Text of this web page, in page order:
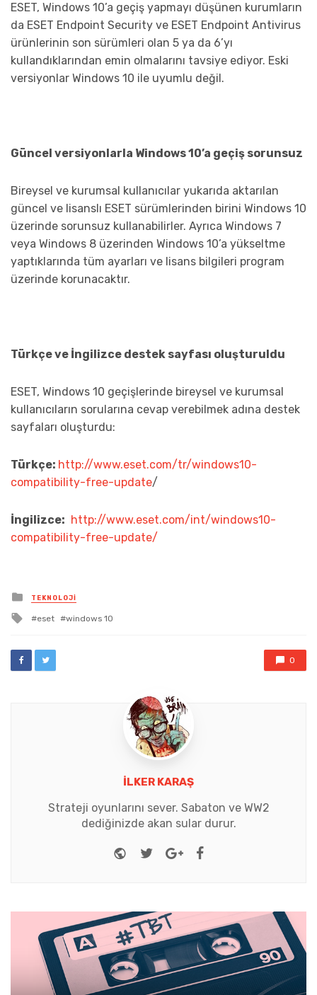
ESET, Windows 10’a geçiş yapmayı düşünen kurumların
da ESET Endpoint Security ve ESET Endpoint Antivirus
ürünlerinin son sürümleri olan 5 ya da 6’yı
kullandıklarından emin olmalarını tavsiye ediyor. Eski
versiyonlar Windows 10 ile uyumlu değil.
Güncel versiyonlarla Windows 10’a geçiş sorunsuz
Bireysel ve kurumsal kullanıcılar yukarıda aktarılan
güncel ve lisanslı ESET sürümlerinden birini Windows 10
üzerinde sorunsuz kullanabilirler. Ayrıca Windows 7
veya Windows 8 üzerinden Windows 10’a yükseltme
yaptıklarında tüm ayarları ve lisans bilgileri program
üzerinde korunacaktır.
Türkçe ve İngilizce destek sayfası oluşturuldu
ESET, Windows 10 geçişlerinde bireysel ve kurumsal
kullanıcıların sorularına cevap verebilmek adına destek
sayfaları oluşturdu:
Türkçe: http://www.eset.com/tr/windows10-
compatibility-free-update/
İngilizce: http://www.eset.com/int/windows10-
compatibility-free-update/
Posted
in
TEKNOLOJI
Tagged
eset windows 10
0
İLKER KARAŞ
Strateji oyunlarını sever. Sabaton ve WW2
dediğinizde akan sular durur.
Website
TwitterGoogle+Facebook